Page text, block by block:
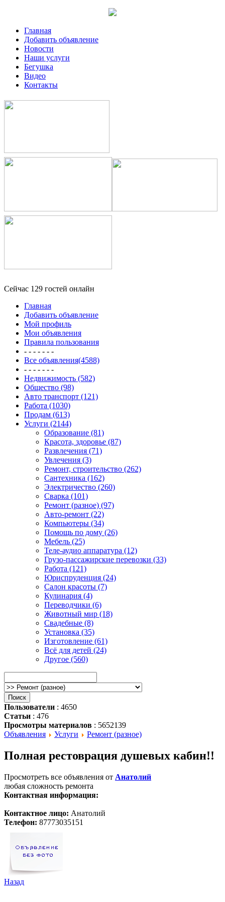
Главная
Добавить объявление
Новости
Наши услуги
Бегушка
Видео
Контакты
Сейчас 129 гостей онлайн
Главная
Добавить объявление
Мой профиль
Мои объявления
Правила пользования
- - - - - - -
Все объявления(4588)
- - - - - - -
Недвижимость (582)
Общество (98)
Авто транспорт (121)
Работа (1030)
Продам (613)
Услуги (2144)
Образование (81)
Красота, здоровье (87)
Развлечения (71)
Увлечения (3)
Ремонт, строительство (262)
Сантехника (162)
Электричество (260)
Сварка (101)
Ремонт (разное) (97)
Авто-ремонт (22)
Компьютеры (34)
Помощь по дому (26)
Мебель (25)
Теле-аудио аппаратура (12)
Грузо-пассажирские перевозки (33)
Работа (121)
Юриспруденция (24)
Салон красоты (7)
Кулинария (4)
Переводчики (6)
Животный мир (18)
Свадебные (8)
Установка (35)
Изготовление (61)
Всё для детей (24)
Другое (560)
Пользователи : 4650
Статьи : 476
Просмотры материалов : 5652139
Объявления
Услуги Ремонт (разное)
Полная рестоврация душевых кабин!!
Просмотреть все объявления от Анатолий
любая сложность ремонта
Контактная информация:
Контактное лицо: Анатолий
Телефон: 87773035151
Назад